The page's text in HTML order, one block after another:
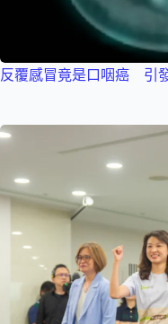
反覆感冒竟是口咽癌 引